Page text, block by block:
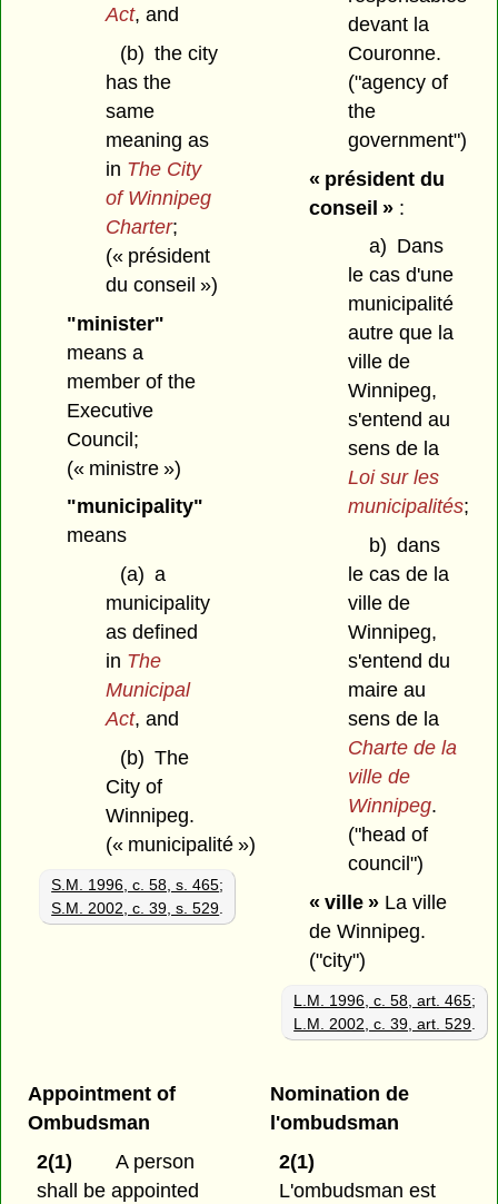
Act, and
(b) the city
has the
same
meaning as
in The City
of Winnipeg
Charter;
(« président
du conseil »)
"minister"
means a
member of the
Executive
Council;
(« ministre »)
"municipality"
means
(a) a
municipality
as defined
in The
Municipal
Act, and
(b) The
City of
Winnipeg.
(« municipalité »)
S.M. 1996, c. 58, s. 465;
S.M. 2002, c. 39, s. 529
devant la
Couronne.
("agency of
the
government")
« président du
conseil »:
a) Dans
le cas d'une
municipalité
autre que la
ville de
Winnipeg,
s'entend au
sens de la
Loi sur les
municipalités;
b) dans
le cas de la
ville de
Winnipeg,
s'entend du
maire au
sens de la
Charte de la
ville de
Winnipeg.
("head of
council")
« ville »La ville
de Winnipeg.
("city")
L.M. 1996, c. 58, art. 465;
L.M. 2002, c. 39, art. 529
Appointment of
Ombudsman
2(1)
A person
shall be appointed
Nomination de
l'ombudsman
2(1)
L'ombudsman est